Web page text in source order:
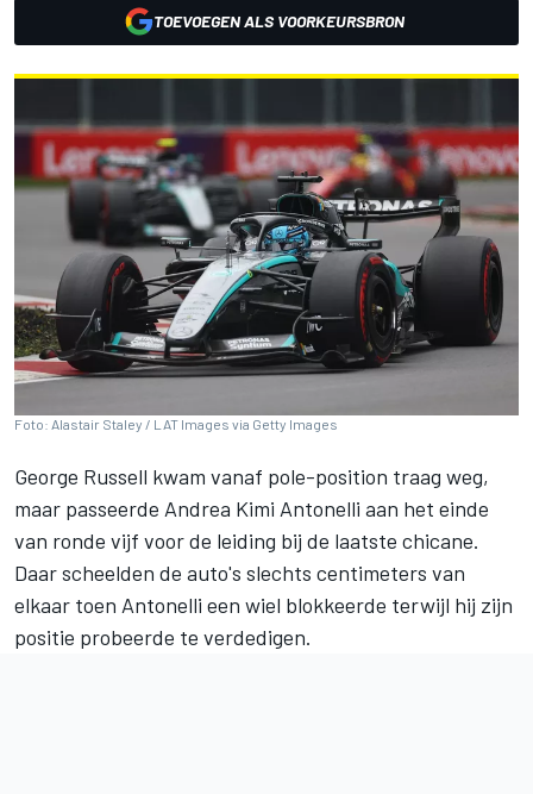
TOEVOEGEN ALS VOORKEURSBRON
Foto: Alastair Staley / LAT Images via Getty Images
George Russell kwam vanaf pole-position traag weg,
maar passeerde Andrea Kimi Antonelli aan het einde
van ronde vijf voor de leiding bij de laatste chicane.
Daar scheelden de auto's slechts centimeters van
elkaar toen Antonelli een wiel blokkeerde terwijl hij zijn
positie probeerde te verdedigen.